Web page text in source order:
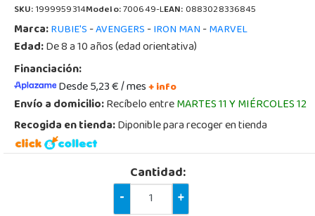
SKU:1999959314Modelo:700649-LEAN:0883028336845
Marca:RUBIE'S-AVENGERS-IRON MAN-MARVEL
Edad:De 8 a 10 años (edad orientativa)
Financiación:
Desde 5,23 € / mes+ info
Envío a domicilio:Recíbelo entreMARTES 11 Y MIÉRCOLES 12
Recogida en tienda:Diponible para recoger en tienda
Cantidad:
-
+